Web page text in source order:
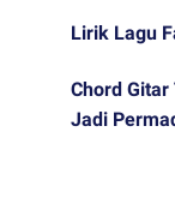
Lirik Lagu
Chord
Jadi